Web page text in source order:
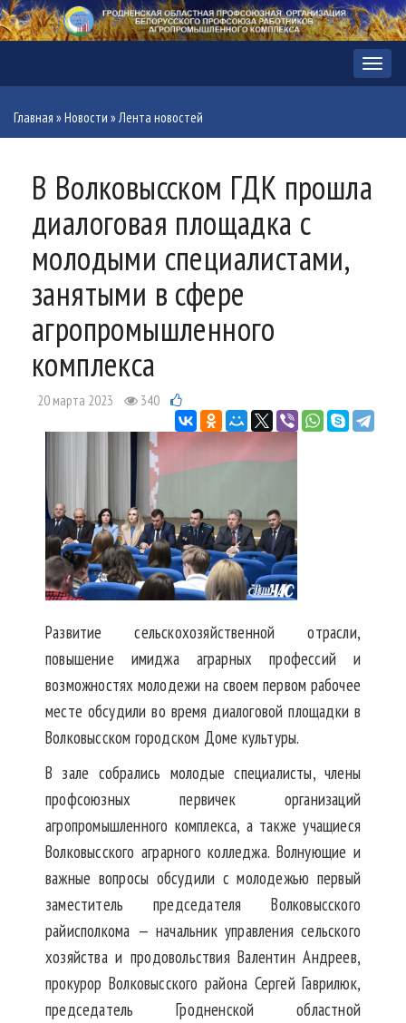
Меню
Главная »Новости »Лента новостей
В Волковысском ГДК прошла
диалоговая площадка с
молодыми специалистами,
занятыми в сфере
агропромышленного
комплекса
20 марта 2023 340
Развитие сельскохозяйственной отрасли,
повышение имиджа аграрных профессий и
возможностях молодежи на своем первом рабочее
месте обсудили во время диалоговой площадки в
Волковысском городском Доме культуры.
В зале собрались молодые специалисты, члены
профсоюзных первичек организаций
агропромышленного комплекса, а также учащиеся
Волковысского аграрного колледжа. Волнующие и
важные вопросы обсудили с молодежью первый
заместитель председателя Волковысского
райисполкома — начальник управления сельского
хозяйства и продовольствия Валентин Андреев,
прокурор Волковысского района Сергей Гаврилюк,
председатель Гродненской областной